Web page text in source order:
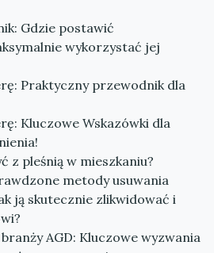
Gdzie postawić
wykorzystać jej
Praktyczny przewodnik dla
Kluczowe Wskazówki dla
z pleśnią w mieszkaniu?
metody usuwania
ją skutecznie zlikwidować i
AGD: Kluczowe wyzwania